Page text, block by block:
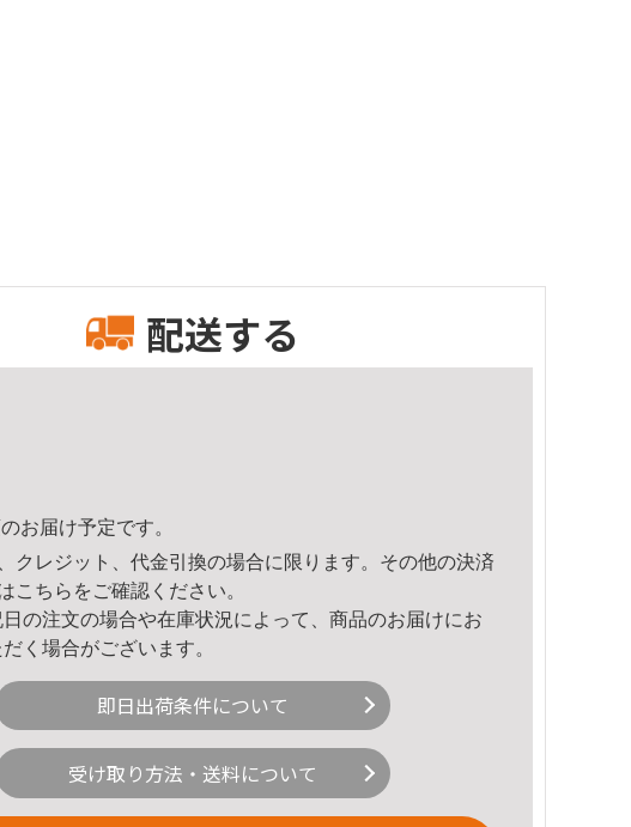
配送する
お届け予定です。
クレジット、代金引換の場合に限ります。その他の決済
こちら をご確認ください。
の注文の場合や在庫状況によって、商品のお届けにお
く場合がございます。
即日出荷条件について
受け取り方法・送料について